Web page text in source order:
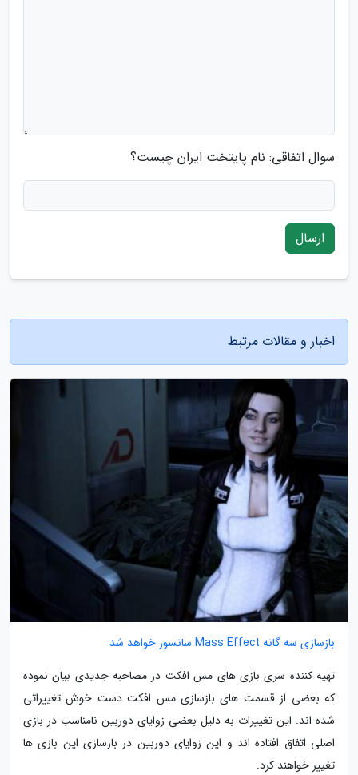
سوال اتفاقی: نام پایتخت ایران چیست؟
ارسال
اخبار و مقالات مرتبط
بازسازی سه گانه Mass Effect سانسور خواهد شد
تهیه کننده سری بازی های مس افکت در مصاحبه جدیدی بیان نموده
که بعضی از قسمت های بازسازی مس افکت دست خوش تغییراتی
شده اند. این تغییرات به دلیل بعضی زوایای دوربین نامناسب در بازی
اصلی اتفاق افتاده اند و این زوایای دوربین در بازسازی این بازی ها
تغییر خواهند کرد.